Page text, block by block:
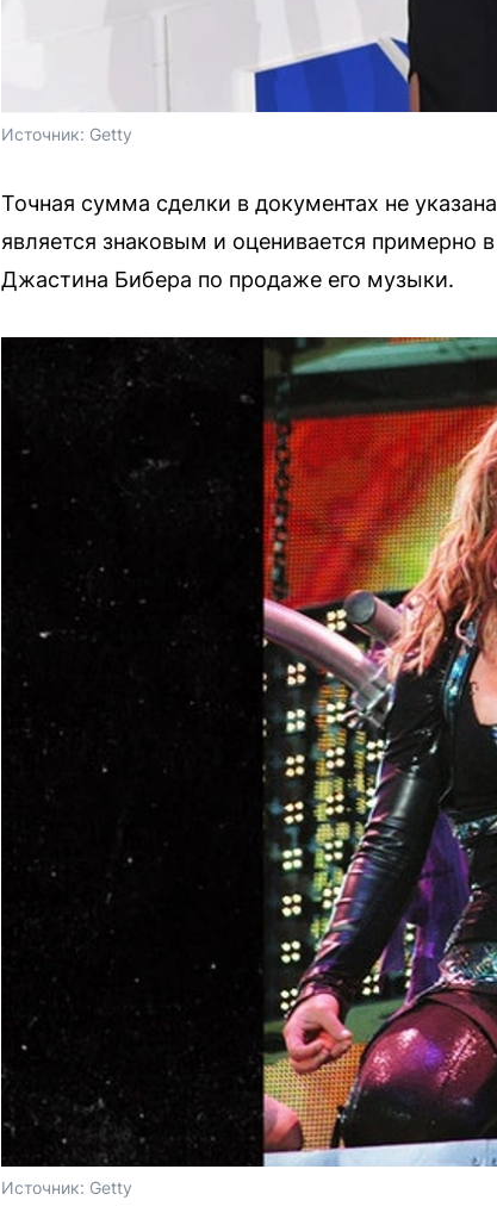
Источник: Getty
Точная сумма сделки в документах не
является знаковым и оценивается примерно
Джастина Бибера по продаже его музыки.
Источник: Getty